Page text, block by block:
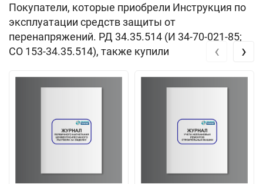
Покупатели, которые приобрели Инструкция по
эксплуатации средств защиты от
перенапряжений. РД 34.35.514 (И 34-70-021-85;
СО 153-34.35.514), также купили
‹ ›